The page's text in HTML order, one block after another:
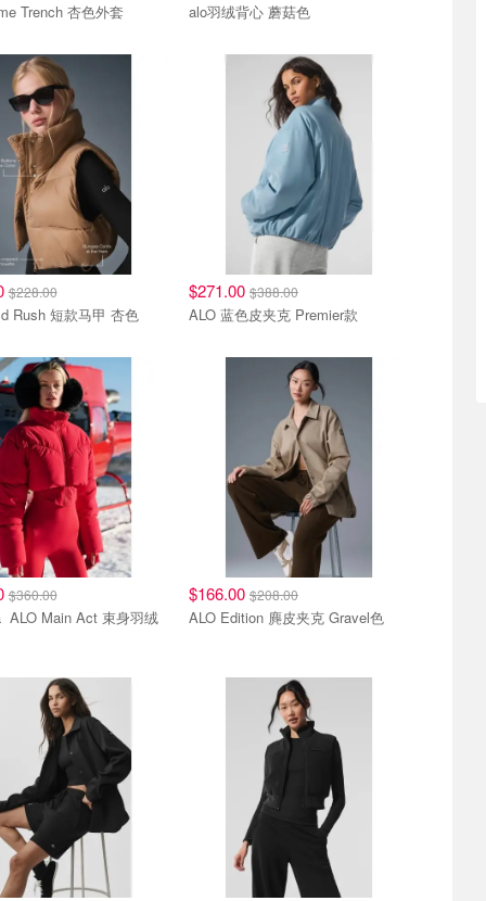
Trench 杏色外套 alo羽绒背心 蘑菇色
$228.00
Rush 短款马甲 杏色
$271.00 $388.00
ALO 蓝色皮夹克 Premier款
$360.00 $166.00 $208.00
ALO Edition 麂皮夹克 Gravel色